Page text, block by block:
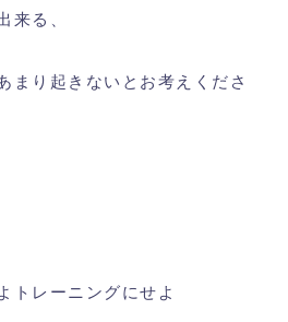
来る、
まり起きないとお考えくださ
トレーニングにせよ